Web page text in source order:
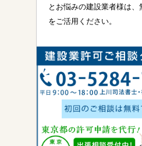
とお悩みの建設業者様は、
をご活用ください。